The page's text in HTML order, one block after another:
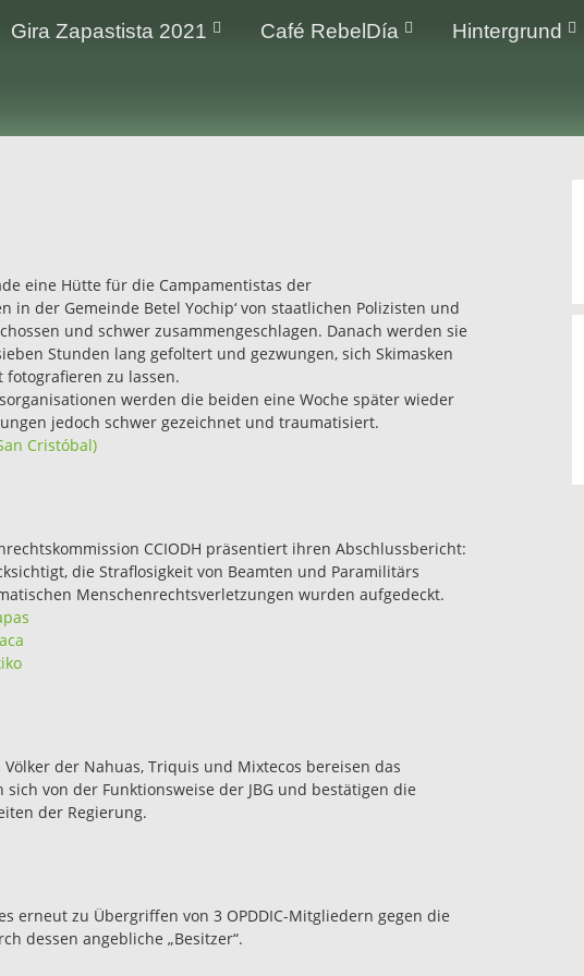
Gira Zapastista 2021 Café RebelDía Hintergrund
eine Hütte für die Campamentistas der
der Gemeinde Betel Yochip‘ von staatlichen Polizisten und
und schwer zusammengeschlagen. Danach werden sie
Stunden lang gefoltert und gezwungen, sich Skimasken
zu lassen.
werden die beiden eine Woche später wieder
jedoch schwer gezeichnet und traumatisiert.
Cristóbal)
CCIODH präsentiert ihren Abschlussbericht:
die Straflosigkeit von Beamten und Paramilitärs
Menschenrechtsverletzungen wurden aufgedeckt.
der Nahuas, Triquis und Mixtecos bereisen das
von der Funktionsweise der JBG und bestätigen die
der Regierung.
erneut zu Übergriffen von 3 OPDDIC-Mitgliedern gegen die
dessen angebliche „Besitzer“.